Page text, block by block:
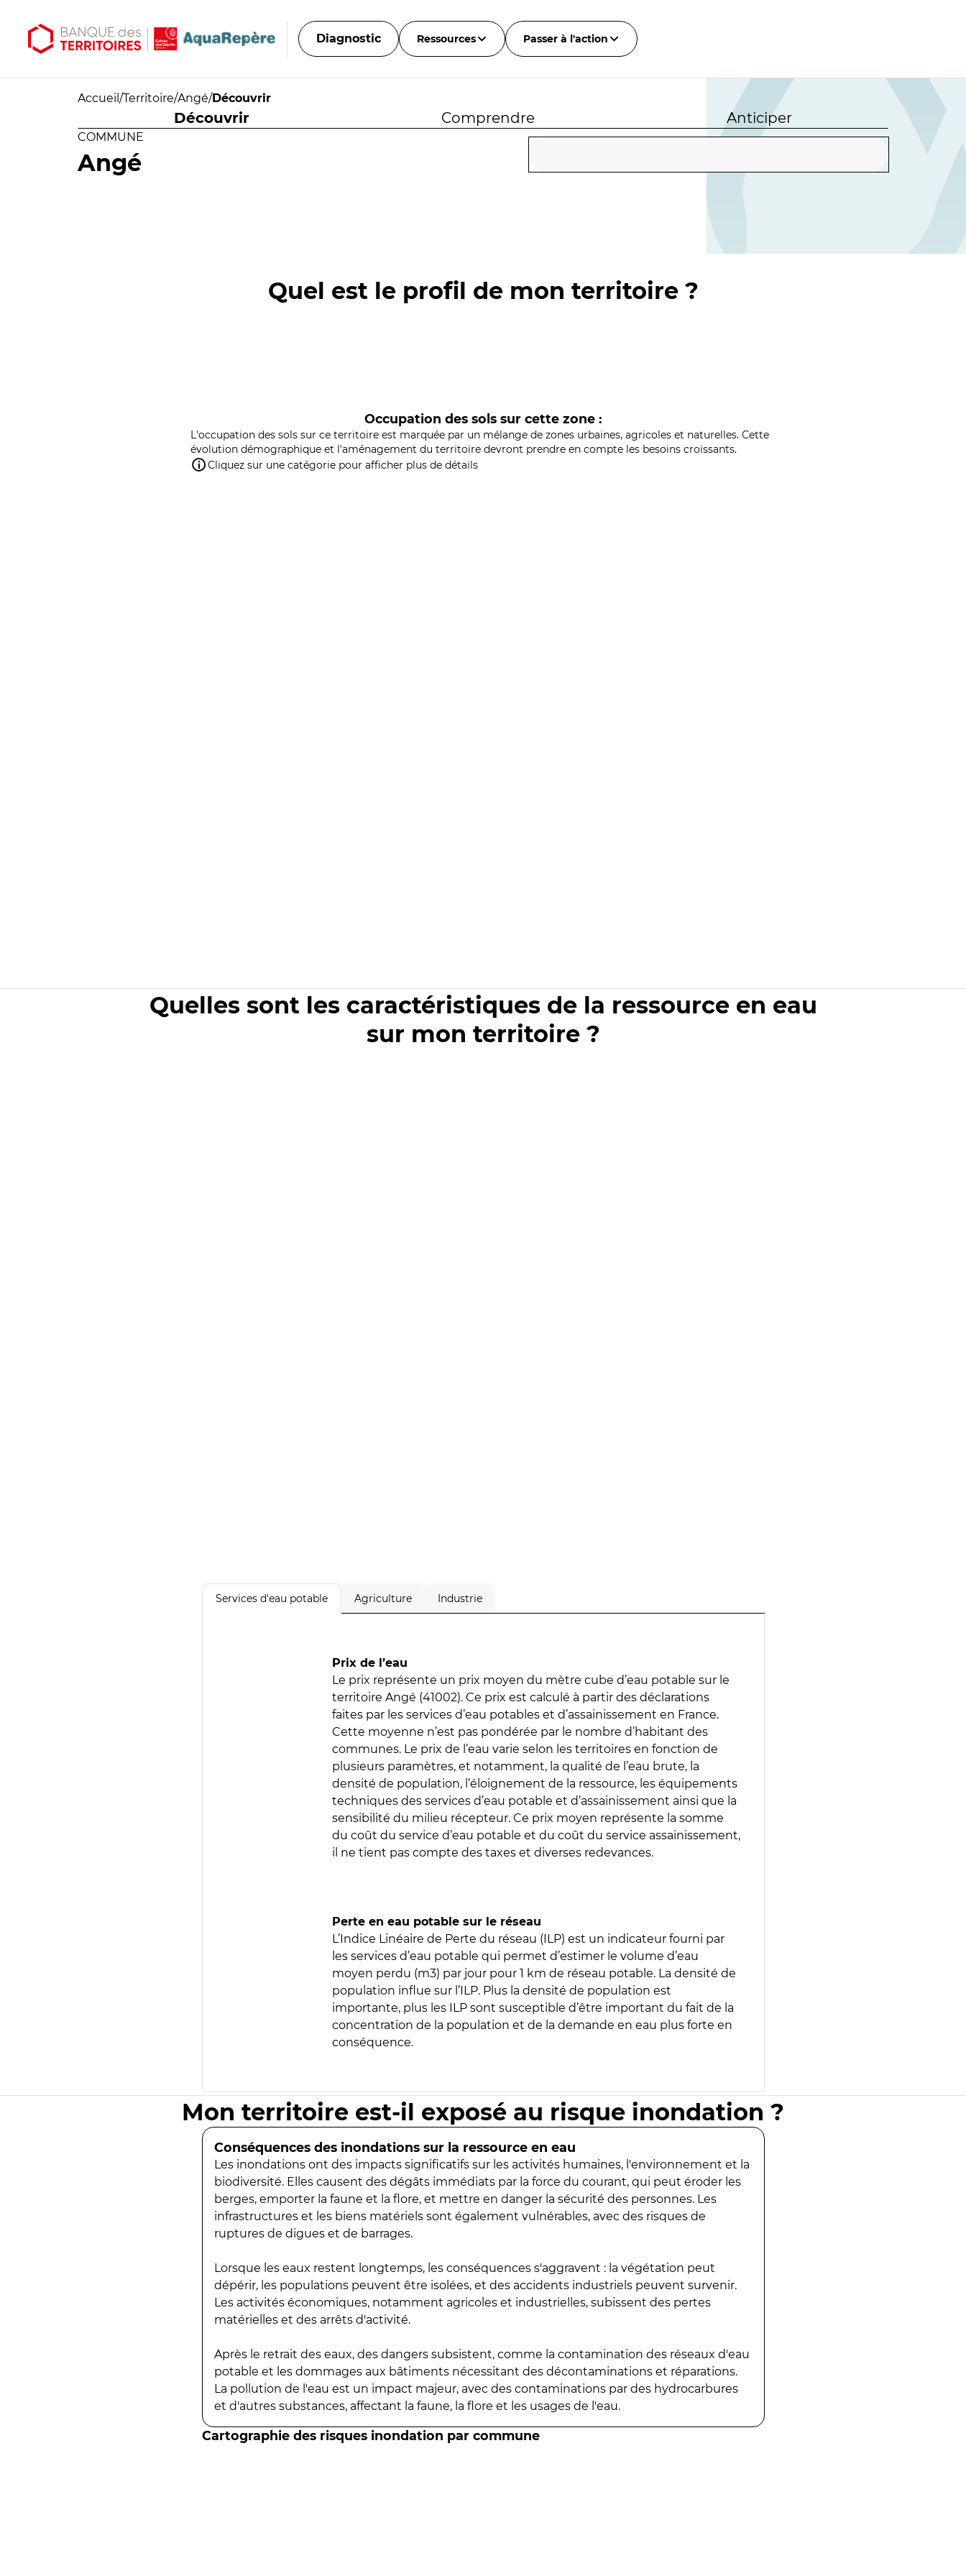
Diagnostic Ressources Passer à l'action
Accueil /Territoire/Angé/Découvrir
Découvrir Comprendre Anticiper
COMMUNE
Angé
Quel est le profil de mon territoire ?
Occupation des sols sur cette zone :
L'occupation des sols sur ce territoire est marquée par un mélange de zones urbaines, agricoles et naturelles. Cette
évolution démographique et l'aménagement du territoire devront prendre en compte les besoins croissants.
Cliquez sur une catégorie pour afficher plus de détails
Quelles sont les caractéristiques de la ressource en eau
sur mon territoire ?
Services d'eau potable Agriculture Industrie
Prix de l’eau
Le prix représente un prix moyen du mètre cube d’eau potable sur le
territoire Angé (41002). Ce prix est calculé à partir des déclarations
faites par les services d’eau potables et d’assainissement en France.
Cette moyenne n’est pas pondérée par le nombre d’habitant des
communes. Le prix de l’eau varie selon les territoires en fonction de
plusieurs paramètres, et notamment, la qualité de l’eau brute, la
densité de population, l’éloignement de la ressource, les équipements
techniques des services d’eau potable et d’assainissement ainsi que la
sensibilité du milieu récepteur. Ce prix moyen représente la somme
du coût du service d’eau potable et du coût du service assainissement,
il ne tient pas compte des taxes et diverses redevances.
Perte en eau potable sur le réseau
L’Indice Linéaire de Perte du réseau (ILP) est un indicateur fourni par
les services d’eau potable qui permet d’estimer le volume d’eau
moyen perdu (m3) par jour pour 1 km de réseau potable. La densité de
population influe sur l’ILP. Plus la densité de population est
importante, plus les ILP sont susceptible d’être important du fait de la
concentration de la population et de la demande en eau plus forte en
conséquence.
Mon territoire est-il exposé au risque inondation ?
Conséquences des inondations sur la ressource en eau
Les inondations ont des impacts significatifs sur les activités humaines, l'environnement et la
biodiversité. Elles causent des dégâts immédiats par la force du courant, qui peut éroder les
berges, emporter la faune et la flore, et mettre en danger la sécurité des personnes. Les
infrastructures et les biens matériels sont également vulnérables, avec des risques de
ruptures de digues et de barrages.
Lorsque les eaux restent longtemps, les conséquences s'aggravent : la végétation peut
dépérir, les populations peuvent être isolées, et des accidents industriels peuvent survenir.
Les activités économiques, notamment agricoles et industrielles, subissent des pertes
matérielles et des arrêts d'activité.
Après le retrait des eaux, des dangers subsistent, comme la contamination des réseaux d'eau
potable et les dommages aux bâtiments nécessitant des décontaminations et réparations.
La pollution de l'eau est un impact majeur, avec des contaminations par des hydrocarbures
et d'autres substances, affectant la faune, la flore et les usages de l'eau.
Cartographie des risques inondation par commune